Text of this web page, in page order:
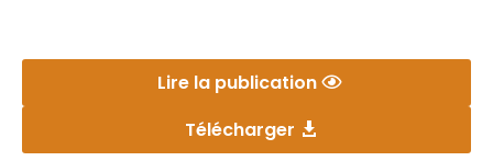
Lire la publication
Télécharger